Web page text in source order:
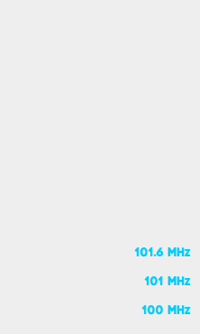
101.6 MHz
101 MHz
100 MHz